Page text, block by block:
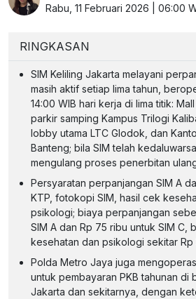
Rabu, 11 Februari 2026 | 06:00
RINGKASAN
SIM Keliling Jakarta melayani
masih aktif setiap lima tahun,
14:00 WIB hari kerja di lima titik:
parkir samping Kampus Trilogi
lobby utama LTC Glodok, dan
Banteng; bila SIM telah
mengulang proses penerbitan
Persyaratan perpanjangan SIM A
KTP, fotokopi SIM, hasil cek
psikologi; biaya perpanjangan
SIM A dan Rp 75 ribu untuk SIM C,
kesehatan dan psikologi sekitar Rp
Polda Metro Jaya juga
untuk pembayaran PKB tahunan di
Jakarta dan sekitarnya, dengan